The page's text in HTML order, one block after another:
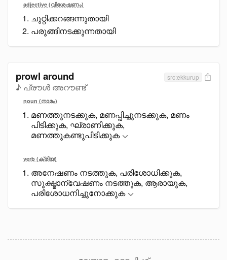
adjective (വിശേഷണം)
ചുറ്റിക്കറങ്ങന്നുതായി
പരുങ്ങിനടക്കുന്നതായി
prowl around
♪ പ്രൗൾ അറൗണ്ട്
src:ekkurup
noun (നാമം)
മണത്തുനടക്കുക, മണപ്പിച്ചുനടക്കുക, മണം
പിടിക്കുക, ഘ്രാണിക്കുക,
മണത്തുകണ്ടുപിടിക്കുക
verb (ക്രിയ)
അനേഷണം നടത്തുക, പരിശോധിക്കുക,
സൂക്ഷ്മാന്വേഷണം നടത്തുക, ആരായുക,
പരിശോധനിച്ചുനോക്കുക